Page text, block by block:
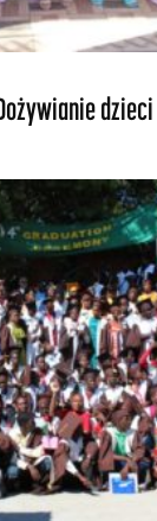
dzieci